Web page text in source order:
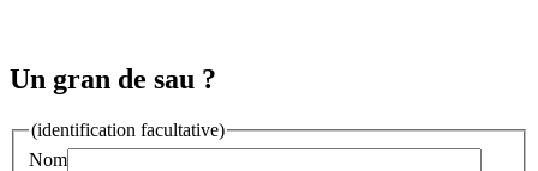
Un gran de sau ?
(identification facultative)
Nom